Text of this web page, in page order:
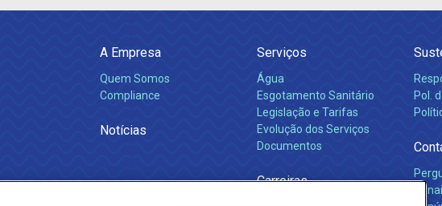
A Empresa
Quem Somos
Compliance
Notícias
Serviços
Água
Esgotamento Sanitário
Legislação e Tarifas
Evolução dos Serviços
Documentos
Carreiras
Pol.